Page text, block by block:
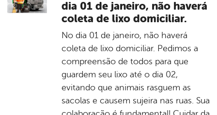
dia 01 de janeiro, não haverá
coleta de lixo domiciliar.
No dia 01 de janeiro, não haverá
coleta de lixo domiciliar. Pedimos a
compreensão de todos para que
guardem seu lixo até o dia 02,
evitando que animais rasguem as
sacolas e causem sujeira nas ruas. Sua